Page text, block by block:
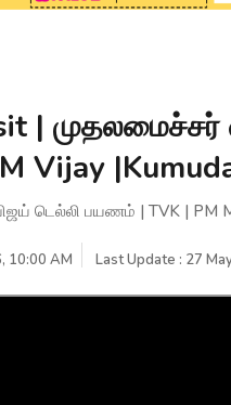
|
Vijay
டெல்லி பயணம் | TVK | PM
10:00 AM Last Update : 27